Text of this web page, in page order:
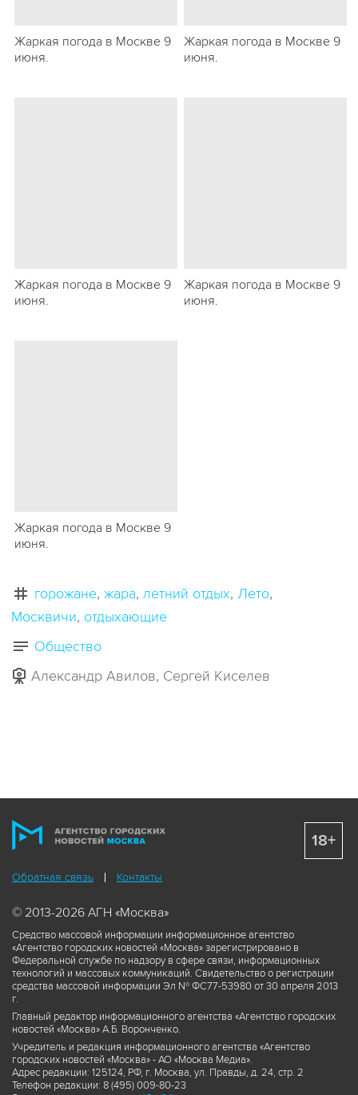
Жаркая погода в Москве 9
июня.
Жаркая погода в Москве 9
июня.
Жаркая погода в Москве 9
июня.
Жаркая погода в Москве 9
июня.
Жаркая погода в Москве 9
июня.
горожане жара летний отдых Лето
Москвичи отдыхающие
Общество
Александр Авилов, Сергей Киселев
Обратная связь Контакты
© 2013-2026 АГН «Москва»
Средство массовой информации информационное агентство
«Агентство городских новостей «Москва» зарегистрировано в
Федеральной службе по надзору в сфере связи, информационных
технологий и массовых коммуникаций. Свидетельство о регистрации
средства массовой информации Эл № ФС77-53980 от 30 апреля 2013
г.
Главный редактор информационного агентства «Агентство городских
новостей «Москва» А.Б. Воронченко.
Учредитель и редакция информационного агентства «Агентство
городских новостей «Москва» - АО «Москва Медиа».
Адрес редакции: 125124, РФ, г. Москва, ул. Правды, д. 24, стр. 2
Телефон редакции: 8 (495) 009-80-23
18+